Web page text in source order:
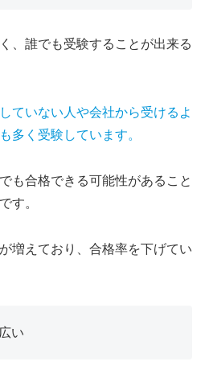
、誰でも受験することが出来る
ていない人や会社から受けるよ
多く受験しています。
も合格できる可能性があること
す。
増えており、合格率を下げてい
い